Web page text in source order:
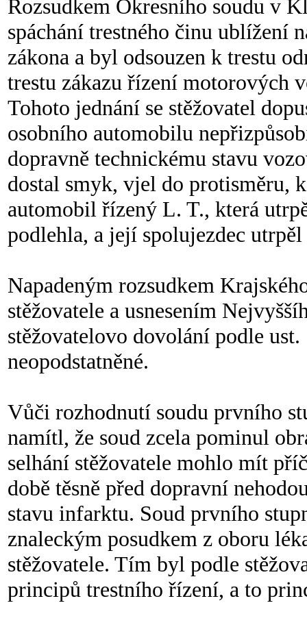
Rozsudkem Okresního soudu v
spáchání trestného činu ublížení
zákona a byl odsouzen k trestu
trestu zákazu řízení motorových
Tohoto jednání se stěžovatel
osobního automobilu
dopravně technickému stavu
dostal smyk, vjel do protisměru,
automobil řízený L. T., která
podlehla, a její spolujezdec
Napadeným rozsudkem
stěžovatele a usnesením
stěžovatelovo dovolání podle
neopodstatněné.
Vůči rozhodnutí soudu prvního
namítl, že soud zcela pominul
selhání stěžovatele mohlo mít
době těsně před dopravní
stavu infarktu. Soud prvního
znaleckým posudkem z oboru
stěžovatele. Tím byl podle
principů trestního řízení, a to